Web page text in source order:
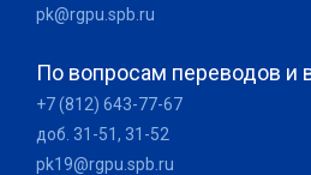
pk@rgpu.spb.ru
По вопросам переводов и
+7 (812) 643-77-67
доб. 31-51, 31-52
pk19@rgpu.spb.ru